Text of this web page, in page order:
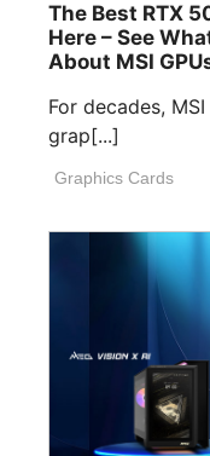
The Best RTX
Here – See
About MSI
For decades,
grap[...]
Graphics Cards